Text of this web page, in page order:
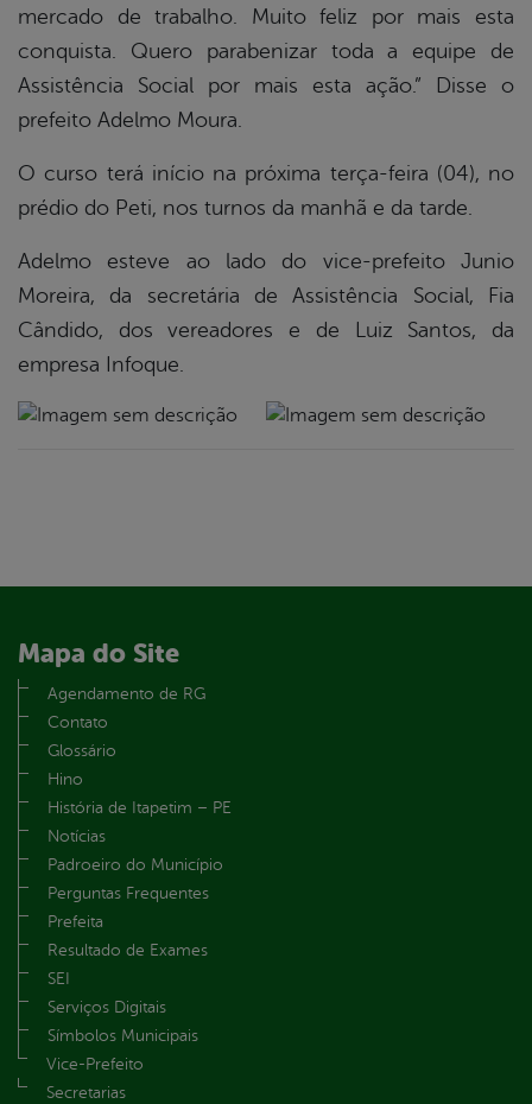
mercado de trabalho. Muito feliz por mais esta
conquista. Quero parabenizar toda a equipe de
Assistência Social por mais esta ação.” Disse o
prefeito Adelmo Moura.
O curso terá início na próxima terça-feira (04), no
prédio do Peti, nos turnos da manhã e da tarde.
Adelmo esteve ao lado do vice-prefeito Junio
Moreira, da secretária de Assistência Social, Fia
Cândido, dos vereadores e de Luiz Santos, da
empresa Infoque.
Mapa do Site
Agendamento de RG
Contato
Glossário
Hino
História de Itapetim – PE
Notícias
Padroeiro do Município
Perguntas Frequentes
Prefeita
Resultado de Exames
SEI
Serviços Digitais
Símbolos Municipais
Vice-Prefeito
Secretarias